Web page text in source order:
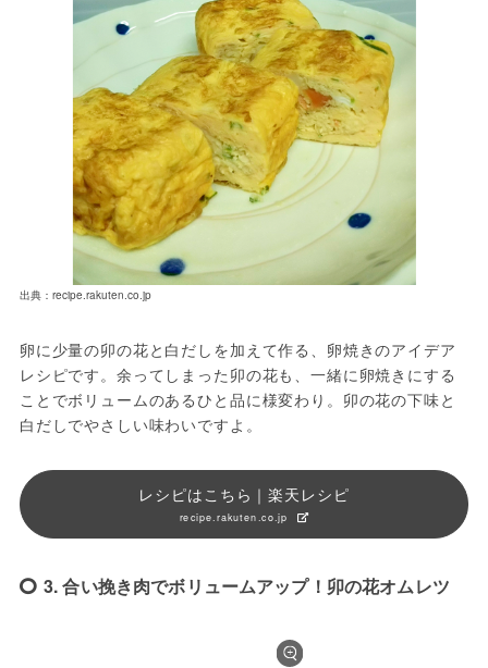
出典：recipe.rakuten.co.jp
卵に少量の卯の花と白だしを加えて作る、卵焼きのアイデア
レシピです。余ってしまった卯の花も、一緒に卵焼きにする
ことでボリュームのあるひと品に様変わり。卯の花の下味と
白だしでやさしい味わいですよ。
レシピはこちら｜楽天レシピ
recipe.rakuten.co.jp
3. 合い挽き肉でボリュームアップ！卯の花オムレツ